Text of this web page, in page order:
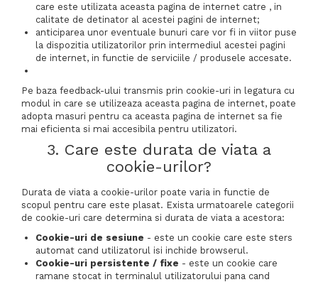
care este utilizata aceasta pagina de internet catre , in
calitate de detinator al acestei pagini de internet;
anticiparea unor eventuale bunuri care vor fi in viitor puse
la dispozitia utilizatorilor prin intermediul acestei pagini
de internet, in functie de serviciile / produsele accesate.
Pe baza feedback-ului transmis prin cookie-uri in legatura cu
modul in care se utilizeaza aceasta pagina de internet, poate
adopta masuri pentru ca aceasta pagina de internet sa fie
mai eficienta si mai accesibila pentru utilizatori.
3. Care este durata de viata a
cookie-urilor?
Durata de viata a cookie-urilor poate varia in functie de
scopul pentru care este plasat. Exista urmatoarele categorii
de cookie-uri care determina si durata de viata a acestora:
Cookie-uri de sesiune - este un cookie care este sters
automat cand utilizatorul isi inchide browserul.
Cookie-uri persistente / fixe - este un cookie care
ramane stocat in terminalul utilizatorului pana cand